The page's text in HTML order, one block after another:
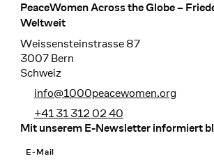
Footer
PeaceWomen Across the Globe –
Weltweit
Weissensteinstrasse 87
3007 Bern
Schweiz
info@1000peacewomen.org
+41 31 312 02 40
Mit unserem E-Newsletter informiert
E-Mail